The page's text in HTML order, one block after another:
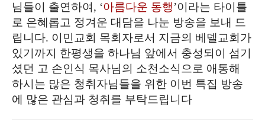
님들이 출연하여 , ‘아름다운 동행’이라는 타이틀
로 은혜롭고 정겨운 대담을 나눈 방송을 보내 드
립니다. 이민교회 목회자로서 지금의 베델교회가
있기까지 한평생을 하나님 앞에서 충성되이 섬기
셨던 고 손인식 목사님의 소천소식으로 애통해
하시는 많은 청취자님들을 위한 이번 특집 방송
에 많은 관심과 청취를 부탁드립니다